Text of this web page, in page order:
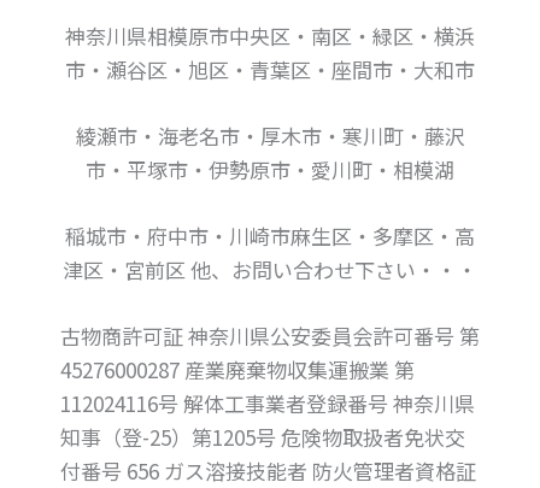
神奈川県相模原市中央区・南区・緑区・横浜
市・瀬谷区・旭区・青葉区・座間市・大和市
綾瀬市・海老名市・厚木市・寒川町・藤沢
市・平塚市・伊勢原市・愛川町・相模湖
稲城市・府中市・川崎市麻生区・多摩区・高
津区・宮前区 他、お問い合わせ下さい・・・
古物商許可証 神奈川県公安委員会許可番号 第
45276000287 産業廃棄物収集運搬業 第
112024116号 解体工事業者登録番号 神奈川県
知事（登-25）第1205号 危険物取扱者免状交
付番号 656 ガス溶接技能者 防火管理者資格証